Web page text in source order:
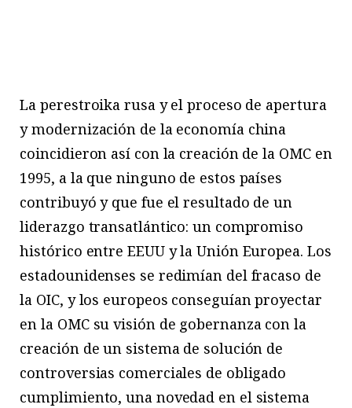
La perestroika rusa y el proceso de apertura
y modernización de la economía china
coincidieron así con la creación de la OMC en
1995, a la que ninguno de estos países
contribuyó y que fue el resultado de un
liderazgo transatlántico: un compromiso
histórico entre EEUU y la Unión Europea. Los
estadounidenses se redimían del fracaso de
la OIC, y los europeos conseguían proyectar
en la OMC su visión de gobernanza con la
creación de un sistema de solución de
controversias comerciales de obligado
cumplimiento, una novedad en el sistema